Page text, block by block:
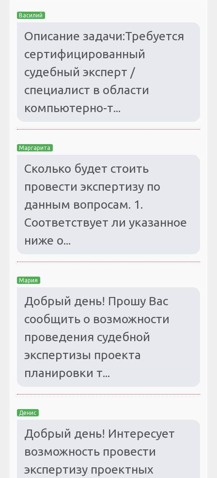
Василий
Описание задачи:Требуется
сертифицированный
судебный эксперт /
специалист в области
компьютерно-т...
Маргарита
Сколько будет стоить
провести экспертизу по
данным вопросам. 1.
Соответствует ли указанное
ниже о...
Мария
Добрый день! Прошу Вас
сообщить о возможности
проведения судебной
экспертизы проекта
планировки т...
Денис
Добрый день! Интересует
возможность провести
экспертизу проектных